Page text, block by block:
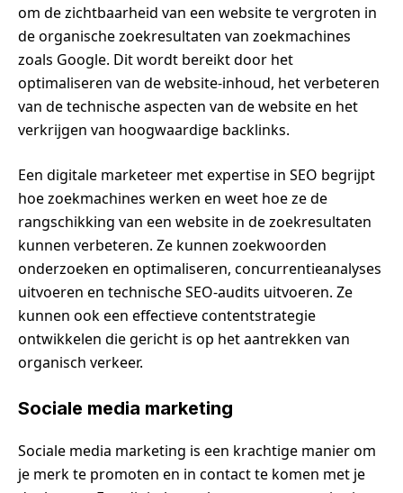
om de zichtbaarheid van een website te vergroten in
de organische zoekresultaten van zoekmachines
zoals Google. Dit wordt bereikt door het
optimaliseren van de website-inhoud, het verbeteren
van de technische aspecten van de website en het
verkrijgen van hoogwaardige backlinks.
Een digitale marketeer met expertise in SEO begrijpt
hoe zoekmachines werken en weet hoe ze de
rangschikking van een website in de zoekresultaten
kunnen verbeteren. Ze kunnen zoekwoorden
onderzoeken en optimaliseren, concurrentieanalyses
uitvoeren en technische SEO-audits uitvoeren. Ze
kunnen ook een effectieve contentstrategie
ontwikkelen die gericht is op het aantrekken van
organisch verkeer.
Sociale media marketing
Sociale media marketing is een krachtige manier om
je merk te promoten en in contact te komen met je